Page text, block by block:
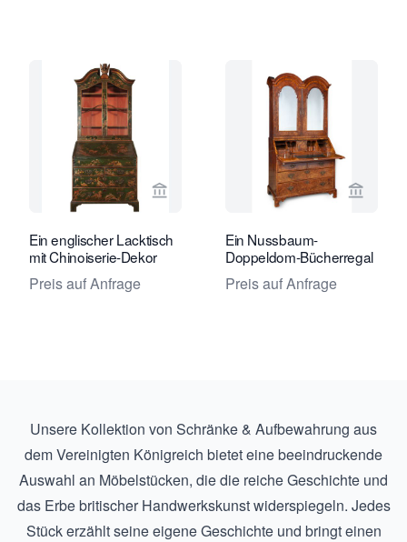
Verkaeuferseite von Van Nie
Ein englischer Lacktisch
mit Chinoiserie-Dekor
Preis auf Anfrage
Ein Nussbaum-
Doppeldom-Bücherregal
Preis auf Anfrage
Unsere Kollektion von Schränke & Aufbewahrung aus
dem Vereinigten Königreich bietet eine beeindruckende
Auswahl an Möbelstücken, die die reiche Geschichte und
das Erbe britischer Handwerkskunst widerspiegeln. Jedes
Stück erzählt seine eigene Geschichte und bringt einen